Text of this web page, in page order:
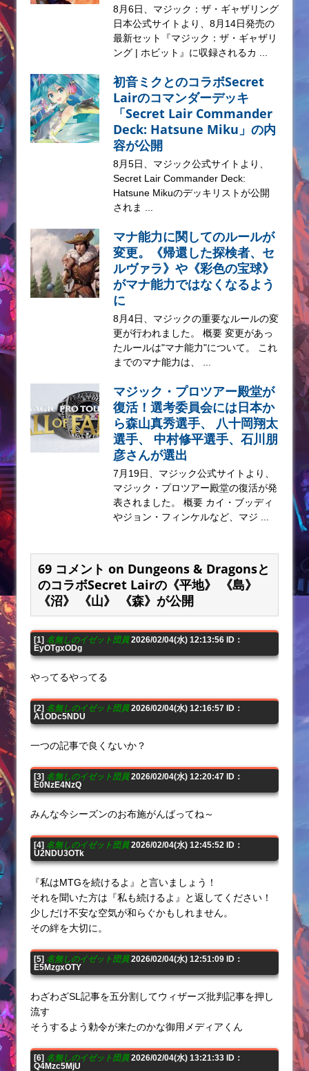
8月6日、マジック：ザ・ギャザリング
日本公式サイトより、8月14日発売の
最新セット『マジック：ザ・ギャザリ
ング | ホビット』に収録されるカ ...
初音ミクとのコラボSecret
Lairのコマンダーデッキ
「Secret Lair Commander
Deck: Hatsune Miku」の内
容が公開
8月5日、マジック公式サイトより、
Secret Lair Commander Deck:
Hatsune Mikuのデッキリストが公開
されま ...
マナ能力に関してのルールが
変更。《帰還した探検者、セ
ルヴァラ》や《彩色の宝球》
がマナ能力ではなくなるよう
に
8月4日、マジックの重要なルールの変
更が行われました。 概要 変更があっ
たルールは"マナ能力"について。 これ
までのマナ能力は、 ...
マジック・プロツアー殿堂が
復活！選考委員会には日本か
ら森山真秀選手、 八十岡翔太
選手、 中村修平選手、石川朋
彦さんが選出
7月19日、マジック公式サイトより、
マジック・プロツアー殿堂の復活が発
表されました。 概要 カイ・ブッディ
やジョン・フィンケルなど、マジ ...
69 コメント on Dungeons & Dragonsと
のコラボSecret Lairの《平地》 《島》
《沼》 《山》 《森》が公開
[1] 名無しのイゼット団員2026/02/04(水) 12:13:56 ID：
EyOTgxODg
やってるやってる
[2] 名無しのイゼット団員2026/02/04(水) 12:16:57 ID：
A1ODc5NDU
一つの記事で良くないか？
[3] 名無しのイゼット団員2026/02/04(水) 12:20:47 ID：
E0NzE4NzQ
みんな今シーズンのお布施がんばってね～
[4] 名無しのイゼット団員2026/02/04(水) 12:45:52 ID：
U2NDU3OTk
『私はMTGを続けるよ』と言いましょう！
それを聞いた方は『私も続けるよ』と返してください！
少しだけ不安な空気が和らぐかもしれません。
その絆を大切に。
[5] 名無しのイゼット団員2026/02/04(水) 12:51:09 ID：
E5MzgxOTY
わざわざSL記事を五分割してウィザーズ批判記事を押し
流す
そうするよう勅令が来たのかな御用メディアくん
[6] 名無しのイゼット団員2026/02/04(水) 13:21:33 ID：
Q4Mzc5MjU